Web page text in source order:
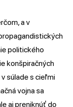
a v
politického
konšpiračných
súlade s cieľmi
vojna sa
aj preniknúť do